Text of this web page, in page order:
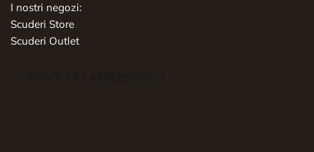
I nostri negozi:
Scuderi Store
Scuderi Outlet